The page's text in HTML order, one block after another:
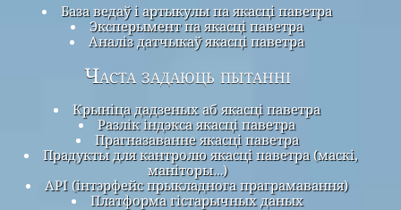
База ведаў і артыкулы па якасці паветра
Эксперымент па якасці паветра
Аналіз датчыкаў якасці паветра
Часта задаюць пытанні
Крыніца дадзеных аб якасці паветра
Разлік індэкса якасці паветра
Прагназаванне якасці паветра
Прадукты для кантролю якасці паветра (маскі,
маніторы…)
API (інтэрфейс прыкладнога праграмавання)
Платформа гістарычных даных